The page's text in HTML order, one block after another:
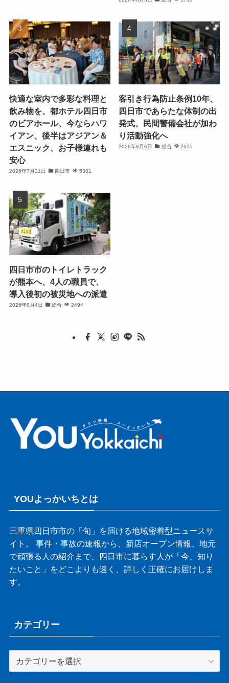
快適な室内で多彩な料理と
飲み物を、都ホテル四日市
のビアホール、今ならハワ
イアン、後半はアジアン＆
エスニック、お子様連れも
安心
2026年7月31日 四日市 5381
客引き行為防止条例10年、
四日市であらたな体制の出
発式、民間警備会社が加わ
り活動強化へ
2026年8月6日 総合 2695
四日市市のトイレトラック
が熊本へ、4人の職員で、
導入後初の被災地への派遣
2026年8月4日 総合 2494
YOUよっかいちとは
三重県四日市市の「旬」を届ける地域密着型ニュースサ
イト。 事件・事故の速報から、新店オープン情報、地元
で頑張る人の紹介まで、四日市に暮らす人が「今、知り
たいこと」をどこよりも速く、詳しく正確にお届けしま
す。
カテゴリー
テ